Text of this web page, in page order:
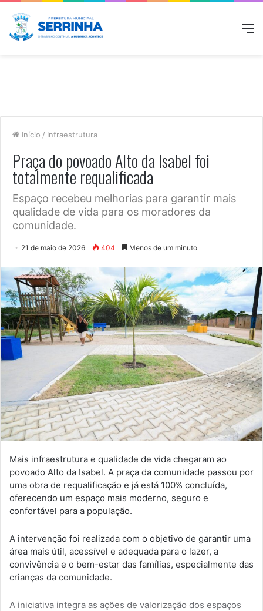
Início / Infraestrutura
Praça do povoado Alto da Isabel foi
totalmente requalificada
Espaço recebeu melhorias para garantir mais
qualidade de vida para os moradores da
comunidade.
21 de maio de 2026 404 Menos de um minuto
Mais infraestrutura e qualidade de vida chegaram ao
povoado Alto da Isabel. A praça da comunidade passou por
uma obra de requalificação e já está 100% concluída,
oferecendo um espaço mais moderno, seguro e
confortável para a população.
A intervenção foi realizada com o objetivo de garantir uma
área mais útil, acessível e adequada para o lazer, a
convivência e o bem-estar das famílias, especialmente das
crianças da comunidade.
A iniciativa integra as ações de valorização dos espaços